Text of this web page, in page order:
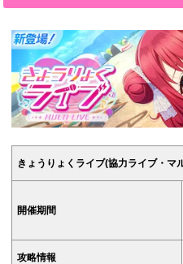
きょうりょくライブ(協力ライブ・マ
開催期間
攻略情報